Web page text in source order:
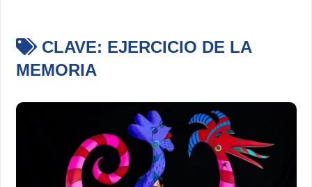
CLAVE: EJERCICIO DE LA
MEMORIA